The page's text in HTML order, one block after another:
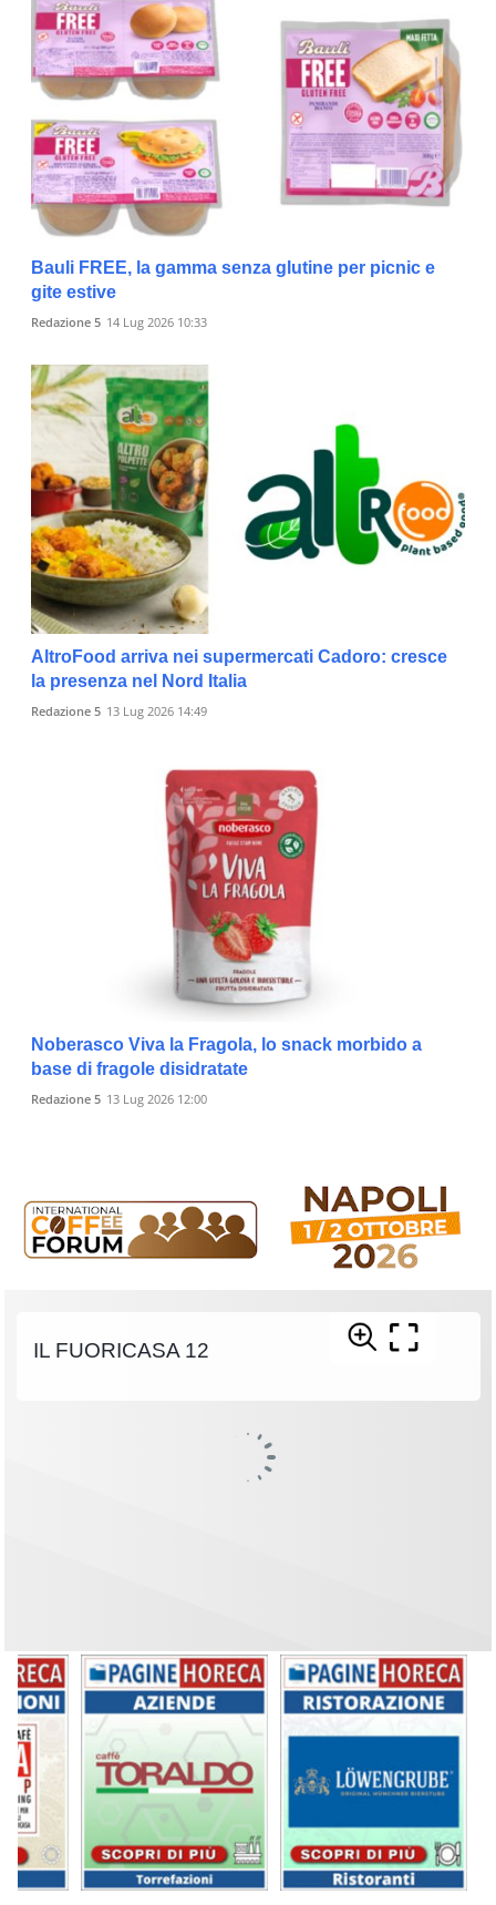
Bauli FREE, la gamma senza glutine per picnic e
gite estive
Redazione 5 14 Lug 2026 10:33
AltroFood arriva nei supermercati Cadoro: cresce
la presenza nel Nord Italia
Redazione 5 13 Lug 2026 14:49
Noberasco Viva la Fragola, lo snack morbido a
base di fragole disidratate
Redazione 5 13 Lug 2026 12:00